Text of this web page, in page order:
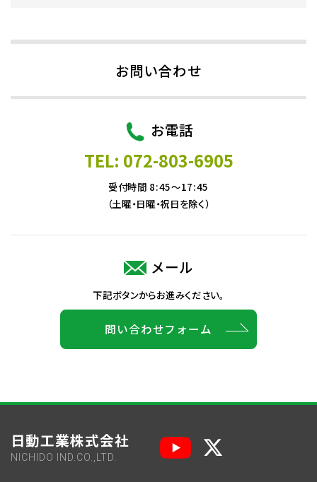
お問い合わせ
お電話
TEL: 072-803-6905
受付時間 8:45～17:45
（土曜・日曜・祝日を除く）
メール
下記ボタンからお進みください。
問い合わせフォーム
日動工業株式会社
NICHIDO IND.CO.,LTD.